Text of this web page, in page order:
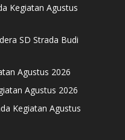
Kegiatan Agustus
SD Strada Budi
Agustus 2026
Agustus 2026
Kegiatan Agustus